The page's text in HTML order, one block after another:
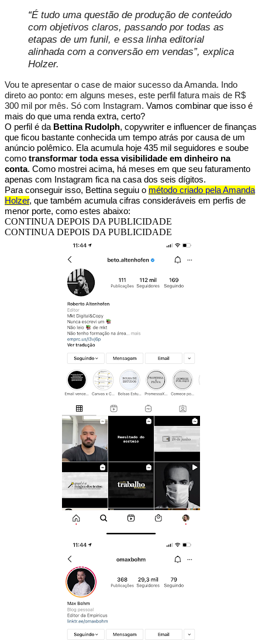
“É tudo uma questão de produção de conteúdo
com objetivos claros, passando por todas as
etapas de um funil, e essa linha editorial
alinhada com a conversão em vendas”, explica
Holzer.
Vou te apresentar o case de maior sucesso da Amanda. Indo
direto ao ponto: em alguns meses, este perfil fatura mais de R$
300 mil por mês. Só com Instagram. Vamos combinar que isso é
mais do que uma renda extra, certo?
O perfil é da Bettina Rudolph, copywriter e influencer de finanças
que ficou bastante conhecida um tempo atrás por causa de um
anúncio polêmico. Ela acumula hoje 435 mil seguidores e soube
como transformar toda essa visibilidade em dinheiro na
conta. Como mostrei acima, há meses em que seu faturamento
apenas com Instagram fica na casa dos seis dígitos.
Para conseguir isso, Bettina seguiu o método criado pela Amanda
Holzer, que também acumula cifras consideráveis em perfis de
menor porte, como estes abaixo:
CONTINUA DEPOIS DA PUBLICIDADE
CONTINUA DEPOIS DA PUBLICIDADE